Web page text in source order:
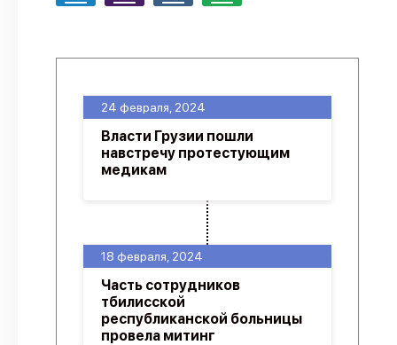
18 февраля, 2024
Часть сотрудников
тбилисской
республиканской больницы
провела митинг
24 февраля, 2024
Власти Грузии пошли
навстречу протестующим
медикам